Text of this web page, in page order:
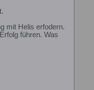
mit Helis erfodern.
führen. Was